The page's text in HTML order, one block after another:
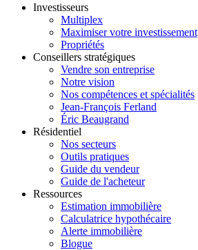
Investisseurs
Multiplex
Maximiser votre investissement
Propriétés
Conseillers stratégiques
Vendre son entreprise
Notre vision
Nos compétences et spécialités
Jean-François Ferland
Éric Beaugrand
Résidentiel
Nos secteurs
Outils pratiques
Guide du vendeur
Guide de l'acheteur
Ressources
Estimation immobilière
Calculatrice hypothécaire
Alerte immobilière
Blogue